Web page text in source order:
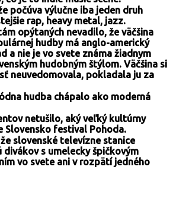
počúva výlučne iba jeden druh
rap, heavy metal, jazz.
opýtaných nevadilo, že väčšina
hudby má anglo-americký
a nie je vo svete známa žiadnym
hudobným štýlom. Väčšina si
neuvedomovala, pokladala ju za
hudba chápalo ako moderná
netušilo, aký veľký kultúrny
Slovensko festival Pohoda.
slovenské televízne stanice
divákov s umelecky špičkovým
vo svete ani v rozpätí jedného